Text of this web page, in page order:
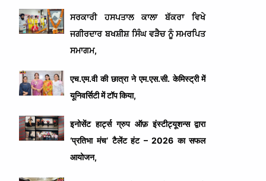
ਸਰਕਾਰੀ ਹਸਪਤਾਲ ਕਾਲਾ ਬੱਕਰਾ ਵਿਖੇ
ਜਗੀਰਦਾਰ ਬਖਸ਼ੀਸ਼ ਸਿੰਘ ਵੜੈਚ ਨੂੰ ਸਮਰਪਿਤ
ਸਮਾਗਮ,
एच.एम.वी की छात्रा ने एम.एस.सी. केमिस्ट्री में
यूनिवर्सिटी में टॉप किया,
इनोसेंट हार्ट्स ग्रुप ऑफ़ इंस्टीट्यूशन्स द्वारा
‘प्रतिभा मंच’ टैलेंट हंट – 2026 का सफल
आयोजन,